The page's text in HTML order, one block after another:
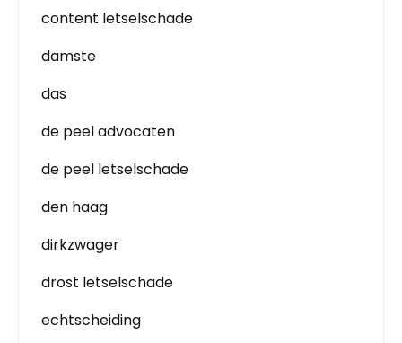
content letselschade
damste
das
de peel advocaten
de peel letselschade
den haag
dirkzwager
drost letselschade
echtscheiding